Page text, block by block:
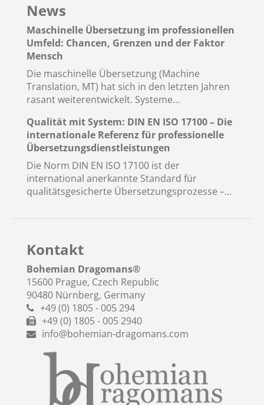
News
Maschinelle Übersetzung im professionellen
Umfeld: Chancen, Grenzen und der Faktor
Mensch
Die maschinelle Übersetzung (Machine
Translation, MT) hat sich in den letzten Jahren
rasant weiterentwickelt. Systeme...
Qualität mit System: DIN EN ISO 17100 – Die
internationale Referenz für professionelle
Übersetzungsdienstleistungen
Die Norm DIN EN ISO 17100 ist der
international anerkannte Standard für
qualitätsgesicherte Übersetzungsprozesse –...
Kontakt
Bohemian Dragomans®
15600 Prague, Czech Republic
90480 Nürnberg, Germany
+49 (0) 1805 - 005 294
+49 (0) 1805 - 005 2940
info@bohemian-dragomans.com